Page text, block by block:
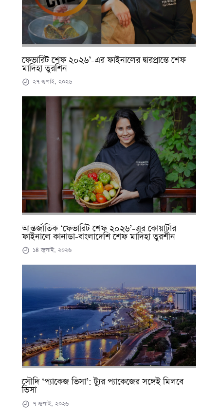
ফেভারিট শেফ ২০২৬’-এর ফাইনালের দ্বারপ্রান্তে শেফ
মাদিহা তুরশিন
২৭ জুলাই, ২০২৬
আন্তর্জাতিক ‘ফেভারিট শেফ ২০২৬’-এর কোয়ার্টার
ফাইনালে কানাডা-বাংলাদেশি শেফ মাদিহা তুরশীন
১৪ জুলাই, ২০২৬
সৌদি ‘প্যাকেজ ভিসা’: ট্যুর প্যাকেজের সঙ্গেই মিলবে
ভিসা
৭ জুলাই, ২০২৬